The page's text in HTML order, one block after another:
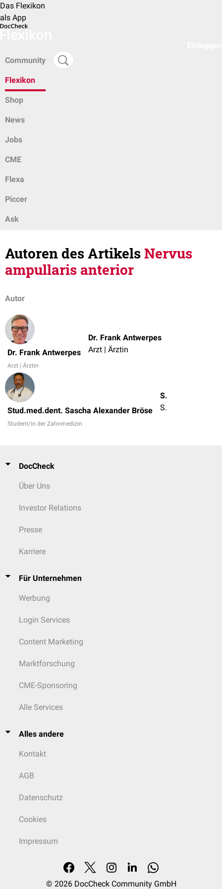
Das Flexikon
als App
Community
Flexikon
Shop
News
Jobs
CME
Flexa
Piccer
Ask
Autoren des ArtikelsNervus
ampullaris anterior
Autor
Dr. Frank Antwerpes
Arzt | Ärztin
Dr. Frank Antwerpes
Arzt | Ärztin
Stud.med.dent. Sascha Alexander Bröse
Student/in der Zahnmedizin
Stud.med.dent. Sascha Alexander Bröse
Student/in der Zahnmedizin
DocCheck
Über Uns
Investor Relations
Presse
Karriere
Für Unternehmen
Werbung
Login Services
Content Marketing
Marktforschung
CME-Sponsoring
Alle Services
Alles andere
Kontakt
AGB
Datenschutz
Cookies
Impressum
© 2026 DocCheck Community GmbH